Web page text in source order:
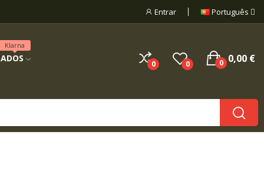
Entrar Português
Klarna
0 0 0,00 €
0